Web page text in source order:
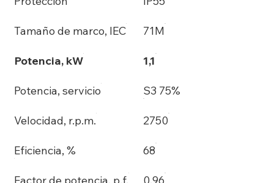
Tamaño de marco, IEC 71M
Potencia, kW 1,1
Potencia, servicio S3 75%
Velocidad, r.p.m. 2750
Eficiencia, % 68